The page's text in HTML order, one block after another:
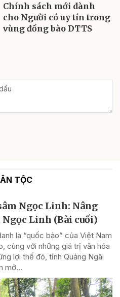
Chính sách mới dành
cho Người có uy tín trong
vùng đồng bào DTTS
TỘC
Ngọc Linh: Nâng
Linh (Bài cuối)
là “quốc bảo” của Việt Nam
cùng với những giá trị văn hóa
lợi thế đó, tỉnh Quảng Ngãi
mở...